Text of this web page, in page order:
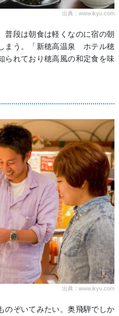
出典：www.ikyu.com
普段は朝食は軽くなのに宿の朝
まう。「新穂高温泉 ホテル穂
られており穂高風の和定食を味
出典：www.ikyu.com
のぞいてみたい。奥飛騨でしか